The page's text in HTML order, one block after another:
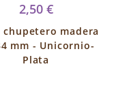
2,50 €
chupetero madera
mm - Unicornio-
Plata